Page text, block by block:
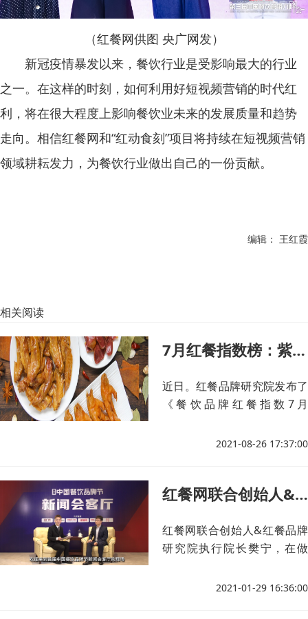
（红餐网供图 央广网发）
新冠疫情暴发以来，餐饮行业是受影响最大的行业
之一。在这样的时刻，如何利用好短视频营销的时代红
利，将在很大程度上影响餐饮业未来的发展质量和趋势
走向。相信红餐网和“红动食刻”项目将持续在短视频营销
领域耕耘发力，为餐饮行业做出自己的一份贡献。
编辑： 王红霞
相关阅读
7月红餐指数榜：紫燕百味鸡排名直升，首推媒体热度榜
近日。红餐品牌研究院发布了
《餐饮品牌红餐指数7月
敬请关注！2021-08-26 17:37:00
红餐网联合创始人&红餐品牌研究院执行院长 樊宁
红餐网联合创始人&红餐品牌
研究院执行院长樊宁，在做
会客厅时，分享了红餐网打造
2021-01-29 16:36:00